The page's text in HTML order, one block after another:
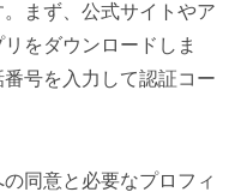
まず、公式サイトやア
をダウンロードしま
号を入力して認証コー
同意と必要なプロフィ